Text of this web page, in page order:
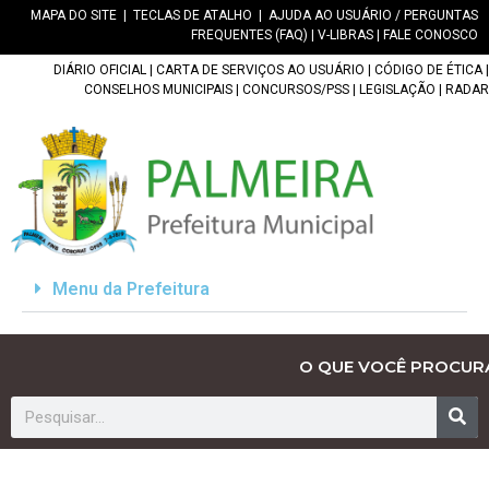
MAPA DO SITE TECLAS DE ATALHO
AJUDA AO USUÁRIO / PERGUNTAS
FREQUENTES (FAQ)
V-LIBRAS FALE CONOSCO
DIÁRIO OFICIAL CARTA DE SERVIÇOS AO USUÁRIO CÓDIGO DE ÉTICA|
CONSELHOS MUNICIPAIS
CONCURSOS/PSS LEGISLAÇÃO RADAR
Menu da Prefeitura
O QUE VOCÊ